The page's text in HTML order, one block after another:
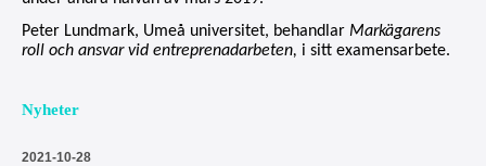
Peter Lundmark, Umeå universitet, behandlar Markägarens
roll och ansvar vid entreprenadarbeten, i sitt examensarbete.
Nyheter
2021-10-28